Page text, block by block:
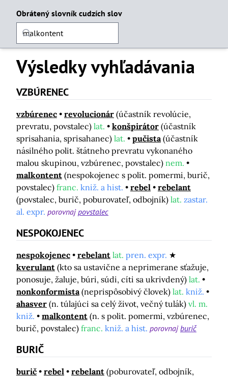
Obrátený slovník cudzích slov
Výsledky vyhľadávania
VZBÚRENEC
vzbúrenec revolucionár (účastník revolúcie,
prevratu, povstalec) lat. konšpirátor (účastník
sprisahania, sprisahanec) lat. pučista (účastník
násilného polit. štátneho prevratu vykonaného
malou skupinou, vzbúrenec, povstalec) nem.
malkontent (nespokojenec s polit. pomermi, burič,
povstalec) franc. kniž. a hist. rebel
rebelant
(povstalec, burič, poburovateľ, odbojník) lat. zastar.
al. expr. porovnajpovstalec
NESPOKOJENEC
nespokojenec rebelant lat. pren. expr.
kverulant (kto sa ustavične a neprimerane sťažuje,
ponosuje, žaluje, búri, súdi, cíti sa ukrivdený) lat.
nonkonformista (neprispôsobivý človek) lat. kniž.
ahasver (n. túlajúci sa celý život, večný tulák) vl. m.
kniž.
malkontent (n. s polit. pomermi, vzbúrenec,
burič, povstalec) franc. kniž. a hist. porovnajburič
BURIČ
burič rebel rebelant (poburovateľ, odbojník,